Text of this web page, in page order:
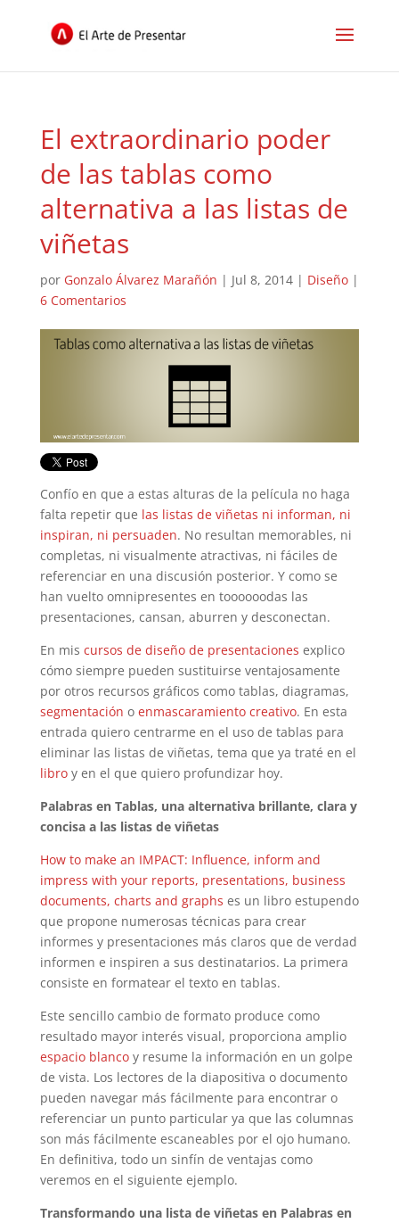
El extraordinario poder
de las tablas como
alternativa a las listas de
viñetas
por Gonzalo Álvarez Marañón | Jul 8, 2014| Diseño|
6 Comentarios
Confío en que a estas alturas de la película no haga
falta repetir que las listas de viñetas ni informan, ni
inspiran, ni persuaden. No resultan memorables, ni
completas, ni visualmente atractivas, ni fáciles de
referenciar en una discusión posterior. Y como se
han vuelto omnipresentes en toooooodas las
presentaciones, cansan, aburren y desconectan.
En mis cursos de diseño de presentaciones explico
cómo siempre pueden sustituirse ventajosamente
por otros recursos gráficos como tablas, diagramas,
segmentación o enmascaramiento creativo. En esta
entrada quiero centrarme en el uso de tablas para
eliminar las listas de viñetas, tema que ya traté en el
libroy en el que quiero profundizar hoy.
Palabras en Tablas, una alternativa brillante, clara y
concisa a las listas de viñetas
How to make an IMPACT: Influence, inform and
impress with your reports, presentations, business
documents, charts and graphs es un libro estupendo
que propone numerosas técnicas para crear
informes y presentaciones más claros que de verdad
informen e inspiren a sus destinatarios. La primera
consiste en formatear el texto en tablas.
Este sencillo cambio de formato produce como
resultado mayor interés visual, proporciona amplio
espacio blancoy resume la información en un golpe
de vista. Los lectores de la diapositiva o documento
pueden navegar más fácilmente para encontrar o
referenciar un punto particular ya que las columnas
son más fácilmente escaneables por el ojo humano.
En definitiva, todo un sinfín de ventajas como
veremos en el siguiente ejemplo.
Transformando una lista de viñetas en Palabras en